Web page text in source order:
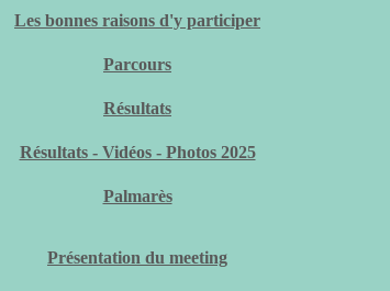
Les bonnes raisons d'y participer
Parcours
Résultats
Résultats - Vidéos - Photos 2025
Palmarès
Présentation du meeting